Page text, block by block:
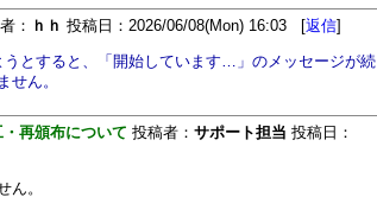
： ｈｈ 投稿日：2026/06/08(Mon) 16:03 [返信]
とすると、「開始しています…」のメッセージが続
せん。
再頒布について 投稿者： サポート担当 投稿日：
ん。